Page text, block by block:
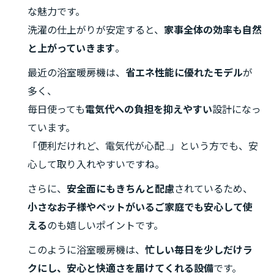
な魅力です。
洗濯の仕上がりが安定すると、 家事全体の効率も自然
と上がっていきます。
最近の浴室暖房機は、 省エネ性能に優れたモデルが
多く、
毎日使っても電気代への負担を抑えやすい設計になっ
ています。
「便利だけれど、電気代が心配…」という方でも、安
心して取り入れやすいですね。
さらに、 安全面にもきちんと配慮されているため、
小さなお子様やペットがいるご家庭でも安心して使
えるのも嬉しいポイントです。
このように浴室暖房機は、 忙しい毎日を少しだけラ
クにし、安心と快適さを届けてくれる設備です。